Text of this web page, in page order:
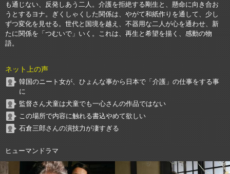
も通じない、反発しあう二人。介護を拒絶する剛生と、懸命に向き合お
うとするヨナ。ぎくしゃくした関係は、やがて和紙作りを通して、少し
ずつ変化を見せる。世代と国境を越え、不器用な二人が心を通わせ、新
たに関係を「つむいで」いく。これは、再生と希望を描く、感動の物
語。
ネット上の声
韓国のニート女が、ひょんな事から日本で「介護」の仕事をする事
に
監督さん犬童は犬童でも一心さんの作品ではない
この場所で内容に触れる書込やめて欲しい
石倉三郎さんの演技力が凄すぎる
ヒューマンドラマ